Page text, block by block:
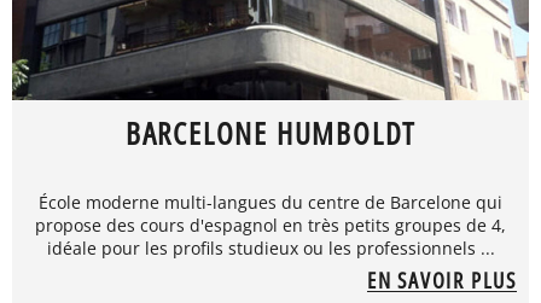
BARCELONE HUMBOLDT
École moderne multi-langues du centre de Barcelone qui
propose des cours d'espagnol en très petits groupes de 4,
idéale pour les profils studieux ou les professionnels ...
EN SAVOIR PLUS